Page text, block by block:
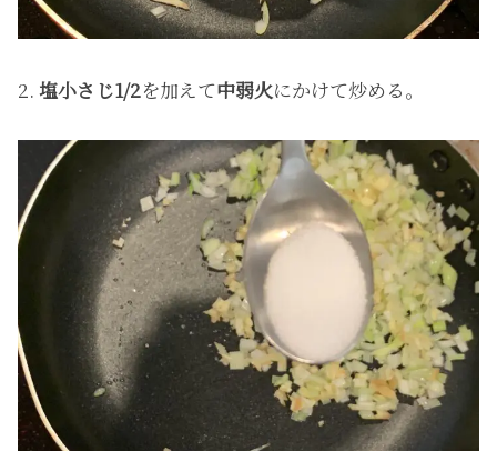
2. 塩小さじ1/2を加えて中弱火にかけて炒める。